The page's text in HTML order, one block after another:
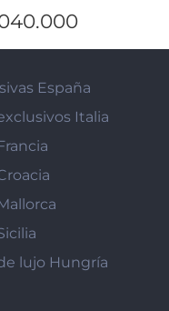
España
Italia
lujo Hungría